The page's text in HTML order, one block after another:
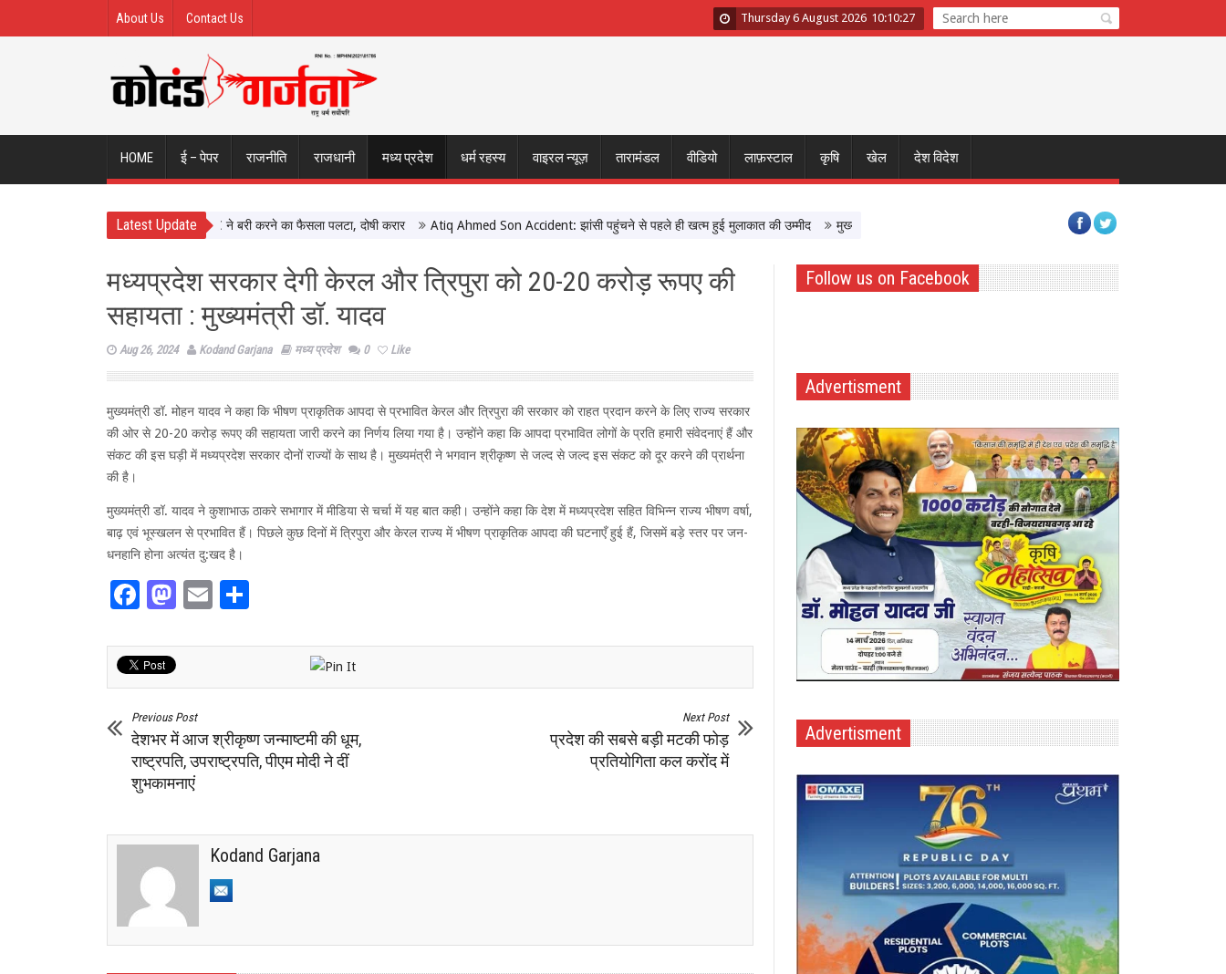
About Us Contact Us Thursday 6 August 2026 10:10:27
HOME ई – पेपर राजनीति राजधानी मध्य प्रदेश धर्म रहस्य वाइरल न्यूज़ तारामंडल वीडियो लाफ़स्टाल कृषि खेल देश विदेश
Latest Update
Assault Case: Bombay HC ने बरी करने का फैसला पलटा, दोषी करार Atiq Ahmed Son Accident: झांसी पहुंचने से पहले ही खत्म हुई मुलाकात की उम्मीद मुख्यमंत्री डॉ. यादव ने नर्मदापुरम के बलराम कृषि महोत्सव को किया वर्चुअली संबोधित, किसानों
मध्यप्रदेश सरकार देगी केरल और त्रिपुरा को 20-20 करोड़ रूपए की
सहायता : मुख्यमंत्री डॉ. यादव
Aug 26, 2024 Kodand Garjana मध्य प्रदेश 0 Like
मुख्यमंत्री डॉ. मोहन यादव ने कहा कि भीषण प्राकृतिक आपदा से प्रभावित केरल और त्रिपुरा की सरकार को राहत प्रदान करने के लिए राज्य सरकार
की ओर से 20-20 करोड़ रूपए की सहायता जारी करने का निर्णय लिया गया है। उन्होंने कहा कि आपदा प्रभावित लोगों के प्रति हमारी संवेदनाएं हैं और
संकट की इस घड़ी में मध्यप्रदेश सरकार दोनों राज्यों के साथ है। मुख्यमंत्री ने भगवान श्रीकृष्ण से जल्द से जल्द इस संकट को दूर करने की प्रार्थना
की है।
मुख्यमंत्री डॉ. यादव ने कुशाभाऊ ठाकरे सभागार में मीडिया से चर्चा में यह बात कही। उन्होंने कहा कि देश में मध्यप्रदेश सहित विभिन्न राज्य भीषण वर्षा,
बाढ़ एवं भूस्खलन से प्रभावित हैं। पिछले कुछ दिनों में त्रिपुरा और केरल राज्य में भीषण प्राकृतिक आपदा की घटनाएँ हुई हैं, जिसमें बड़े स्तर पर जन-
धनहानि होना अत्यंत दु:खद है।
Facebook
Mastodon
Email
Previous Post
देशभर में आज श्रीकृष्ण जन्माष्टमी की धूम,
राष्‍ट्रपति, उपराष्ट्रपति, पीएम मोदी ने दीं
शुभकामनाएं
Next Post
प्रदेश की सबसे बड़ी मटकी फोड़
प्रतियोगिता कल करोंद में
Kodand Garjana
Follow us on Facebook
Advertisment
Advertisment